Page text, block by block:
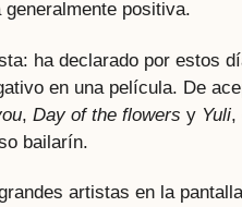
positiva.
ha declarado por estos
en una película. De
, Day of the flowers y Yuli,
bailarín.
artistas en la